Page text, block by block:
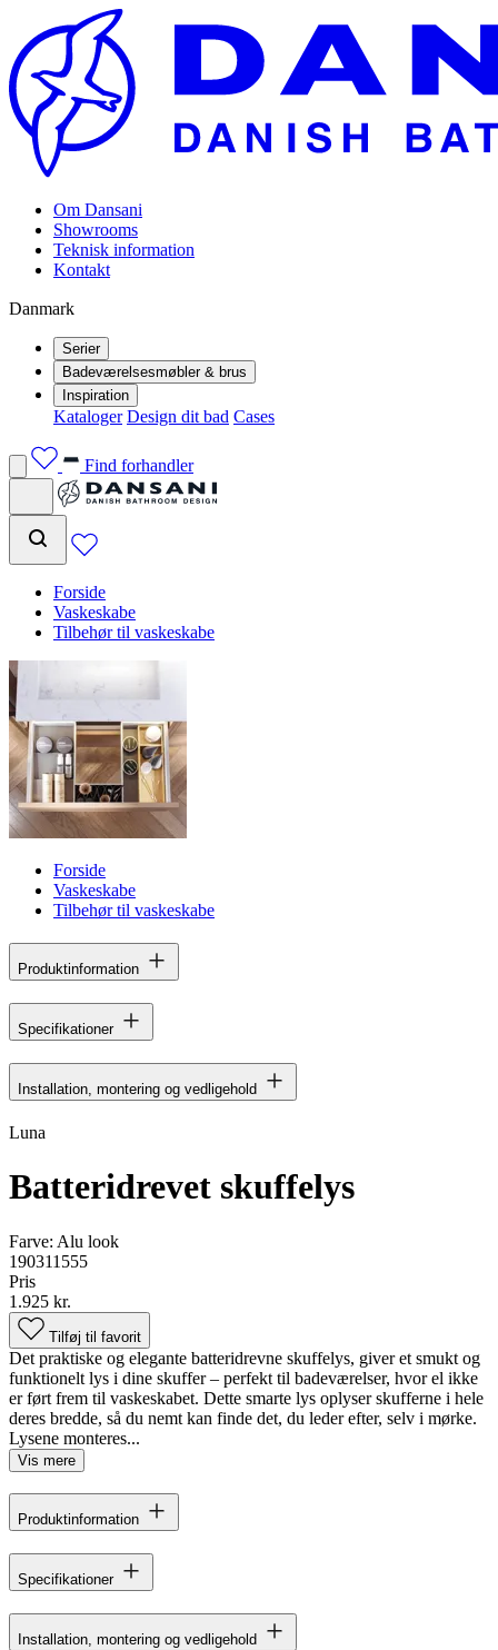
Om Dansani
Showrooms
Teknisk information
Kontakt
Danmark
Serier
Badeværelsesmøbler & brus
Inspiration
Kataloger Design dit bad Cases
Find forhandler
Forside
Vaskeskabe
Tilbehør til vaskeskabe
Forside
Vaskeskabe
Tilbehør til vaskeskabe
Produktinformation
Specifikationer
Installation, montering og vedligehold
Luna
Batteridrevet skuffelys
Farve: Alu look
190311555
Pris
1.925 kr.
Tilføj til favorit
Det praktiske og elegante batteridrevne skuffelys, giver et smukt og
funktionelt lys i dine skuffer – perfekt til badeværelser, hvor el ikke
er ført frem til vaskeskabet. Dette smarte lys oplyser skufferne i hele
deres bredde, så du nemt kan finde det, du leder efter, selv i mørke.
Lysene monteres...
Vis mere
Produktinformation
Specifikationer
Installation, montering og vedligehold